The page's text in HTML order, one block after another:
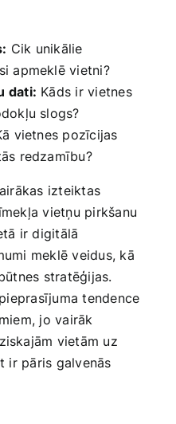
Cik unikālie
apmeklē vietni?
dati: Kāds ir vietnes
slogs?
vietnes pozīcijas
redzamību?
izteiktas
vietņu pirkšanu
ir digitālā
meklē veidus, kā
stratēģijas.
tendence
jo vairāk
vietām uz
⁤ir pāris‍ galvenās